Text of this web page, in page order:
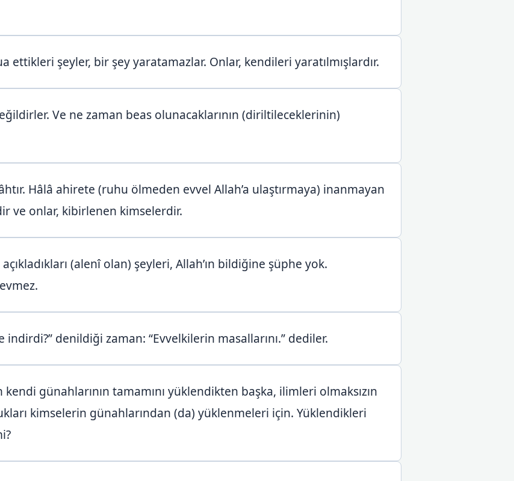
ettikleri şeyler, bir şey yaratamazlar. Onlar, kendileri yaratılmışlardır.
Ve ne zaman beas olunacaklarının (diriltileceklerinin)
Hâlâ ahirete (ruhu ölmeden evvel Allah’a ulaştırmaya) inanmayan
ve onlar, kibirlenen kimselerdir.
(alenî olan) şeyleri, Allah’ın bildiğine şüphe yok.
indirdi?” denildiği zaman: “Evvelkilerin masallarını.” dediler.
kendi günahlarının tamamını yüklendikten başka, ilimleri olmaksızın
kimselerin günahlarından (da) yüklenmeleri için. Yüklendikleri